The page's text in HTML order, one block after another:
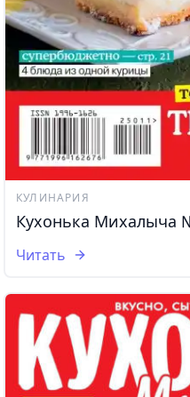
КУЛИНАРИЯ
Кухонька Михалыча
Читать